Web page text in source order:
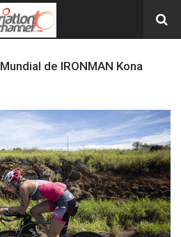
de IRONMAN Kona